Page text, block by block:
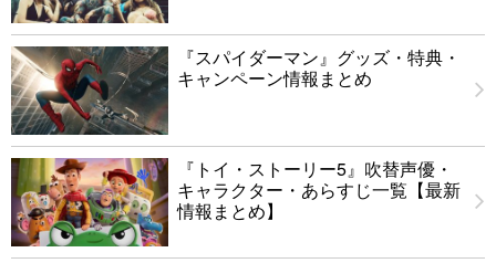
『スパイダーマン』グッズ・特典・
キャンペーン情報まとめ
『トイ・ストーリー5』吹替声優・
キャラクター・あらすじ一覧【最新
情報まとめ】